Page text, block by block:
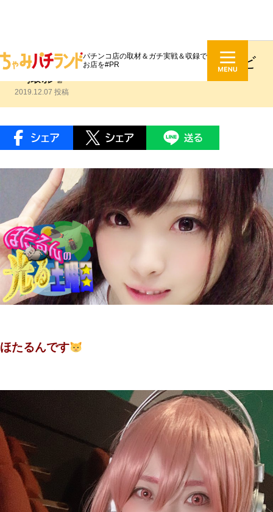
パチンコ店の取材＆ガチ実戦＆収録で
お店を#PR
日下部ほたる #088『映画館でムービ
2019.12.07 投稿
ほたるんです